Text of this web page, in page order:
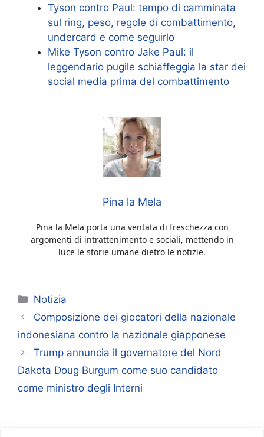
Tyson contro Paul: tempo di camminata
sul ring, peso, regole di combattimento,
undercard e come seguirlo
Mike Tyson contro Jake Paul: il
leggendario pugile schiaffeggia la star dei
social media prima del combattimento
Pina la Mela
Pina la Mela porta una ventata di freschezza con
argomenti di intrattenimento e sociali, mettendo in
luce le storie umane dietro le notizie.
Categorie
Notizia
Composizione dei giocatori della nazionale
indonesiana contro la nazionale giapponese
Trump annuncia il governatore del Nord
Dakota Doug Burgum come suo candidato
come ministro degli Interni